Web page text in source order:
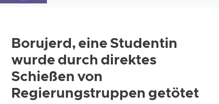
Borujerd, eine Studentin
wurde durch direktes
Schießen von
Regierungstruppen getötet